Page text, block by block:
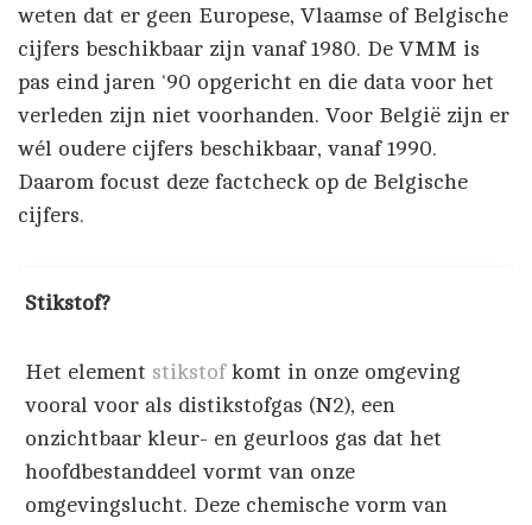
weten dat er geen Europese, Vlaamse of Belgische
cijfers beschikbaar zijn vanaf 1980. De VMM is
pas eind jaren ‘90 opgericht en die data voor het
verleden zijn niet voorhanden. Voor België zijn er
wél oudere cijfers beschikbaar, vanaf 1990.
Daarom focust deze factcheck op de Belgische
cijfers.
Stikstof?
Het element stikstofkomt in onze omgeving
vooral voor als distikstofgas (N2), een
onzichtbaar kleur- en geurloos gas dat het
hoofdbestanddeel vormt van onze
omgevingslucht. Deze chemische vorm van